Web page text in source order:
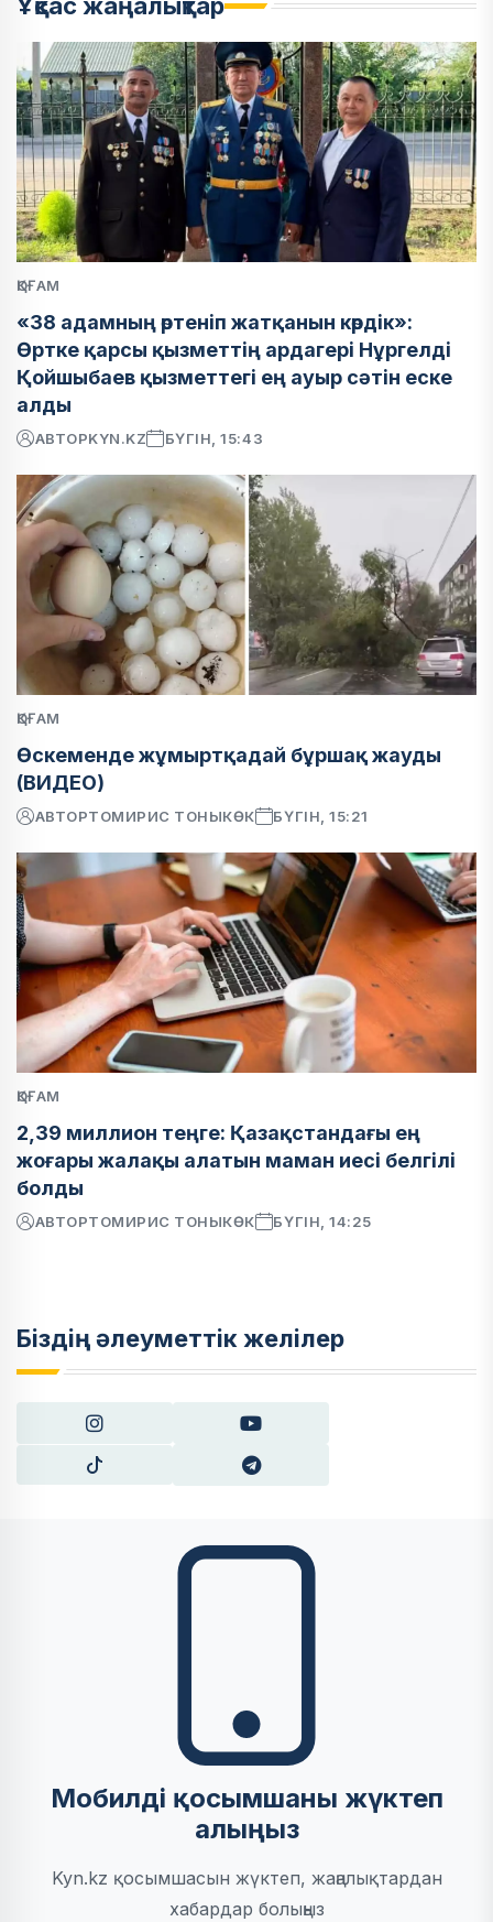
ҚОҒАМ
«38 адамның өртеніп жатқанын көрдік»:
Өртке қарсы қызметтің ардагері Нұргелді
Қойшыбаев қызметтегі ең ауыр сәтін еске
алды
АВТОРKYN.KZ БҮГІН, 15:43
ҚОҒАМ
Өскеменде жұмыртқадай бұршақ жауды
(ВИДЕО)
АВТОРТОМИРИС ТОНЫКӨК БҮГІН, 15:21
ҚОҒАМ
2,39 миллион теңге: Қазақстандағы ең
жоғары жалақы алатын маман иесі белгілі
болды
АВТОРТОМИРИС ТОНЫКӨК БҮГІН, 14:25
Біздің әлеуметтік желілер
Мобилді қосымшаны жүктеп
алыңыз
Kyn.kz қосымшасын жүктеп, жаңалықтардан
хабардар болыңыз